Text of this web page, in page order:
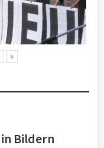
»
in Bildern